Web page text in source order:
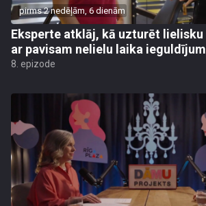
pirms 2 nedēļām, 6 dienām
Eksperte atklāj, kā uzturēt
ar pavisam nelielu laika
8. epizode